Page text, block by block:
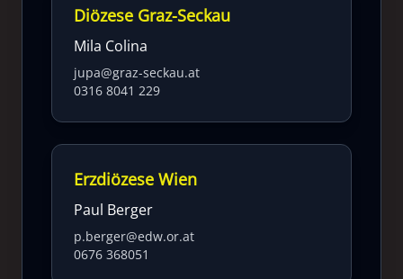
Diözese Graz-Seckau
Mila Colina
jupa@graz-seckau.at
0316 8041 229
Erzdiözese Wien
Paul Berger
p.berger@edw.or.at
0676 368051